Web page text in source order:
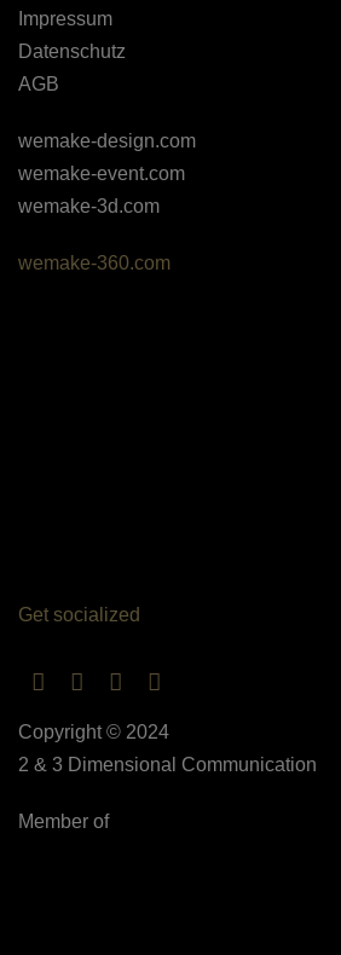
Impressum
Datenschutz
AGB
wemake-design.com
wemake-event.com
wemake-3d.com
wemake-360.com
Get socialized
Copyright © 2024
2 & 3 Dimensional Communication
Member of